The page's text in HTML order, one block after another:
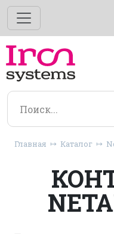
Главная Каталог